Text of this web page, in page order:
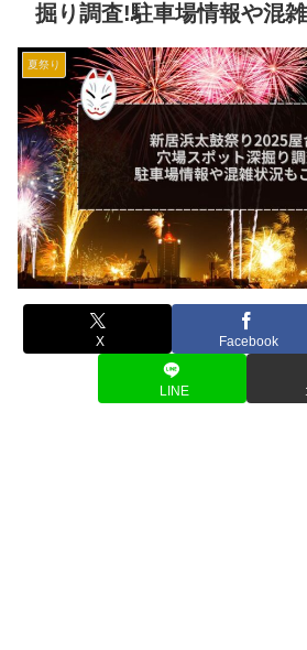
掘り調査!駐車場情報や混
夏祭り
X Facebook
LINE